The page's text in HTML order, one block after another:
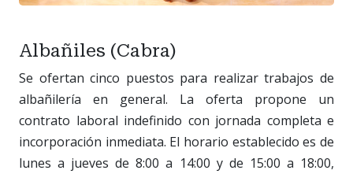
Albañiles (Cabra)
Se ofertan cinco puestos para realizar trabajos de
albañilería en general. La oferta propone un
contrato laboral indefinido con jornada completa e
incorporación inmediata. El horario establecido es de
lunes a jueves de 8:00 a 14:00 y de 15:00 a 18:00,